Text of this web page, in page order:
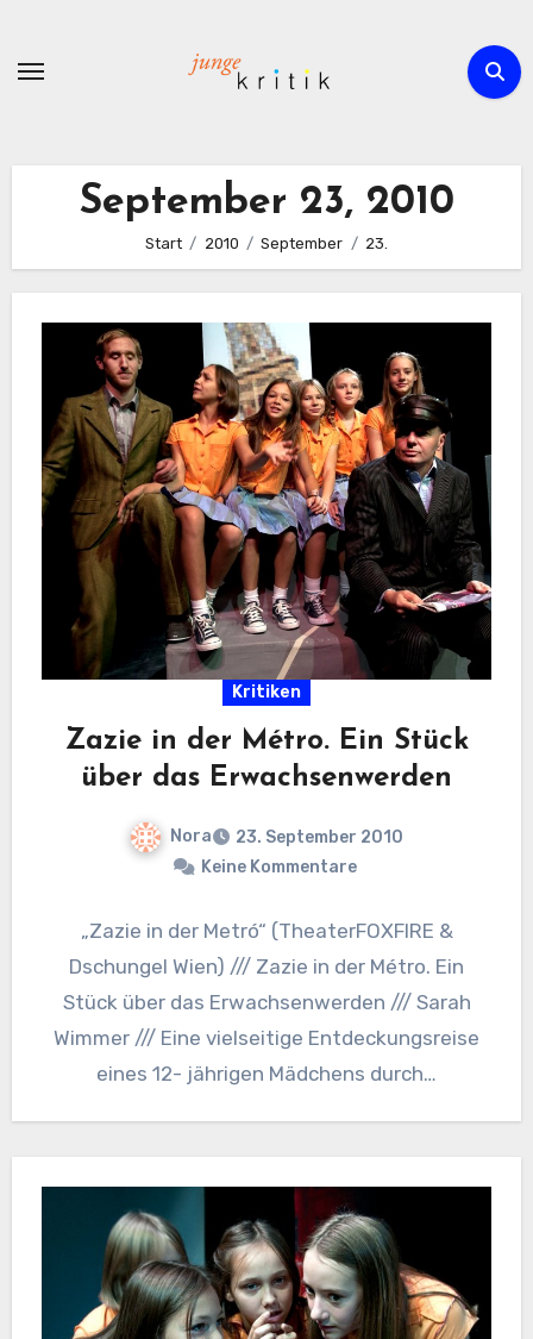
springen
September 23, 2010
Start 2010 September 23.
Kritiken
Zazie in der Métro. Ein Stück
über das Erwachsenwerden
Nora
23. September 2010
Keine Kommentare
„Zazie in der Metró“ (TheaterFOXFIRE &
Dschungel Wien) /// Zazie in der Métro. Ein
Stück über das Erwachsenwerden /// Sarah
Wimmer /// Eine vielseitige Entdeckungsreise
eines 12- jährigen Mädchens durch…